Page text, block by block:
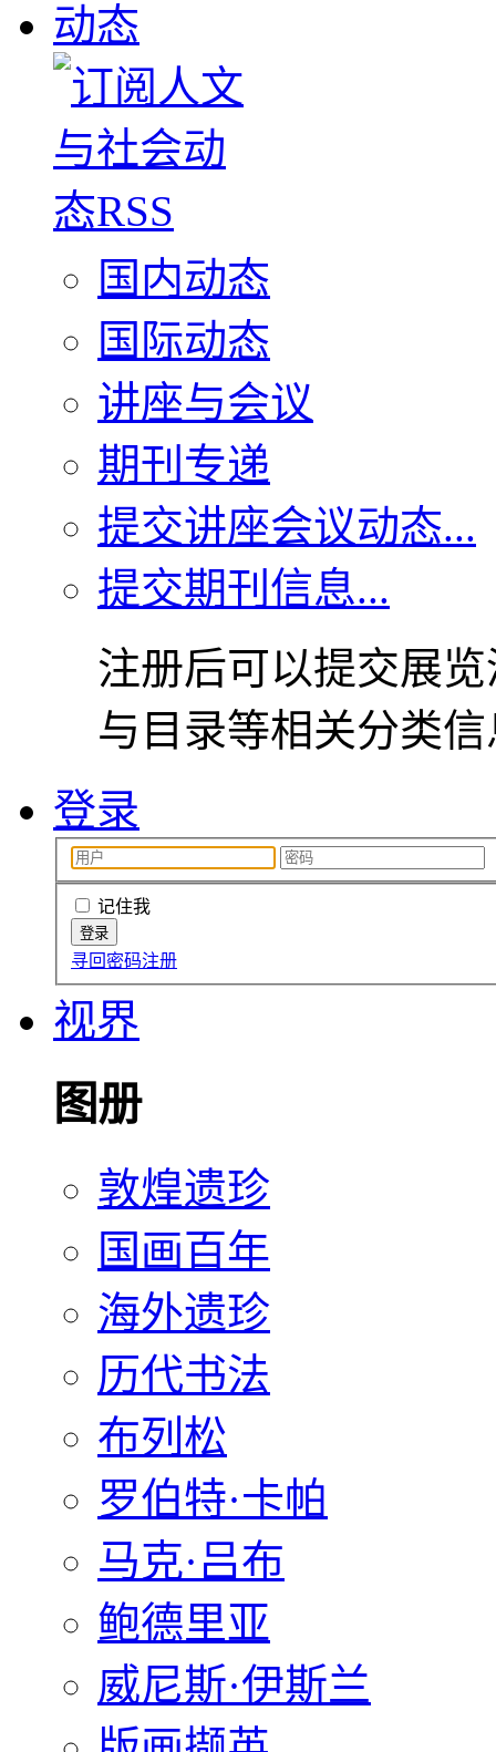
动态
国内动态
国际动态
讲座与会议
期刊专递
提交讲座会议动态...
提交期刊信息...
注册后可以提交展
与目录等相关分类
登录
记住我
寻回密码注册
视界
图册
敦煌遗珍
国画百年
海外遗珍
历代书法
布列松
罗伯特·卡帕
马克·吕布
鲍德里亚
威尼斯·伊斯兰